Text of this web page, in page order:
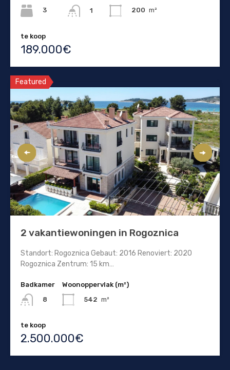
3
1
200 m²
te koop
189.000€
Featured
2 vakantiewoningen in Rogoznica
Standort: Rogoznica Gebaut: 2016 Renoviert: 2020
Rogoznica Zentrum: 15 km…
Badkamer
8
Woonoppervlak (m²)
542 m²
te koop
2.500.000€